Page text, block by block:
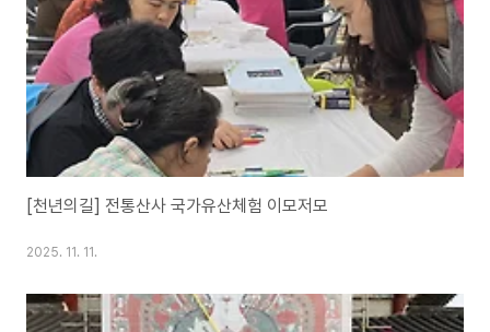
[천년의길] 전통산사 국가유산체험 이모저모
2025. 11. 11.